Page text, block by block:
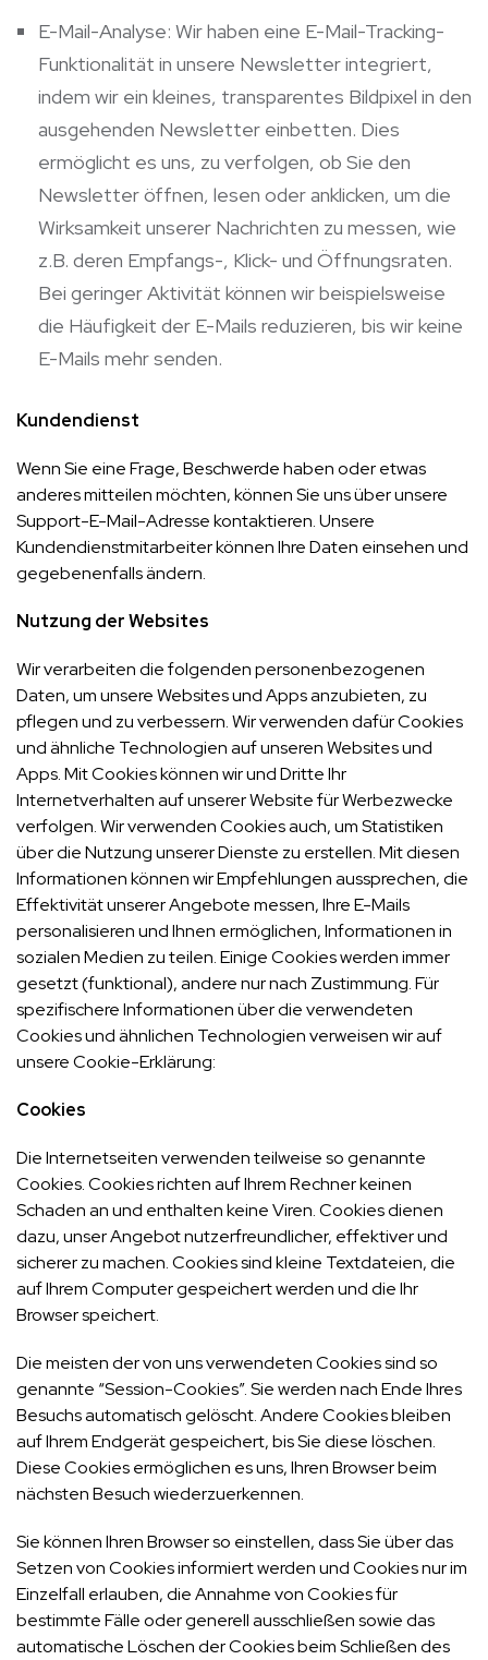
E-Mail-Analyse: Wir haben eine E-Mail-Tracking-
Funktionalität in unsere Newsletter integriert,
indem wir ein kleines, transparentes Bildpixel in den
ausgehenden Newsletter einbetten. Dies
ermöglicht es uns, zu verfolgen, ob Sie den
Newsletter öffnen, lesen oder anklicken, um die
Wirksamkeit unserer Nachrichten zu messen, wie
z.B. deren Empfangs-, Klick- und Öffnungsraten.
Bei geringer Aktivität können wir beispielsweise
die Häufigkeit der E-Mails reduzieren, bis wir keine
E-Mails mehr senden.
Kundendienst
Wenn Sie eine Frage, Beschwerde haben oder etwas
anderes mitteilen möchten, können Sie uns über unsere
Support-E-Mail-Adresse kontaktieren. Unsere
Kundendienstmitarbeiter können Ihre Daten einsehen und
gegebenenfalls ändern.
Nutzung der Websites
Wir verarbeiten die folgenden personenbezogenen
Daten, um unsere Websites und Apps anzubieten, zu
pflegen und zu verbessern. Wir verwenden dafür Cookies
und ähnliche Technologien auf unseren Websites und
Apps. Mit Cookies können wir und Dritte Ihr
Internetverhalten auf unserer Website für Werbezwecke
verfolgen. Wir verwenden Cookies auch, um Statistiken
über die Nutzung unserer Dienste zu erstellen. Mit diesen
Informationen können wir Empfehlungen aussprechen, die
Effektivität unserer Angebote messen, Ihre E-Mails
personalisieren und Ihnen ermöglichen, Informationen in
sozialen Medien zu teilen. Einige Cookies werden immer
gesetzt (funktional), andere nur nach Zustimmung. Für
spezifischere Informationen über die verwendeten
Cookies und ähnlichen Technologien verweisen wir auf
unsere Cookie-Erklärung:
Cookies
Die Internetseiten verwenden teilweise so genannte
Cookies. Cookies richten auf Ihrem Rechner keinen
Schaden an und enthalten keine Viren. Cookies dienen
dazu, unser Angebot nutzerfreundlicher, effektiver und
sicherer zu machen. Cookies sind kleine Textdateien, die
auf Ihrem Computer gespeichert werden und die Ihr
Browser speichert.
Die meisten der von uns verwendeten Cookies sind so
genannte “Session-Cookies”. Sie werden nach Ende Ihres
Besuchs automatisch gelöscht. Andere Cookies bleiben
auf Ihrem Endgerät gespeichert, bis Sie diese löschen.
Diese Cookies ermöglichen es uns, Ihren Browser beim
nächsten Besuch wiederzuerkennen.
Sie können Ihren Browser so einstellen, dass Sie über das
Setzen von Cookies informiert werden und Cookies nur im
Einzelfall erlauben, die Annahme von Cookies für
bestimmte Fälle oder generell ausschließen sowie das
automatische Löschen der Cookies beim Schließen des